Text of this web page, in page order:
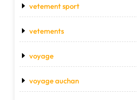
vetement sport
vetements
voyage
voyage auchan